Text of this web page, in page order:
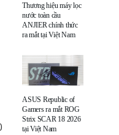
Thương hiệu máy lọc
nước toàn cầu
ANJIER chính thức
ra mắt tại Việt Nam
ASUS Republic of
Gamers ra mắt ROG
Strix SCAR 18 2026
tại Việt Nam